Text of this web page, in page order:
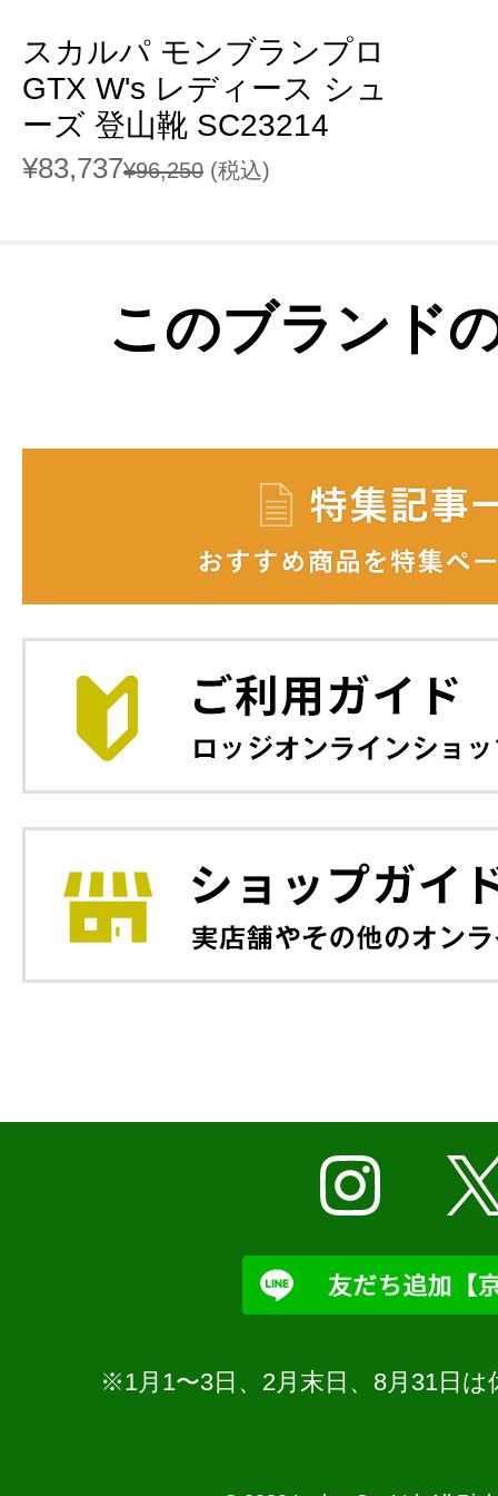
スカルパ モンブランプロ
GTX W's レディース シュ
ーズ 登山靴 SC23214
¥83,737¥96,250 (税込)
このブランド
※1月1〜3日、2月末日、8月31日